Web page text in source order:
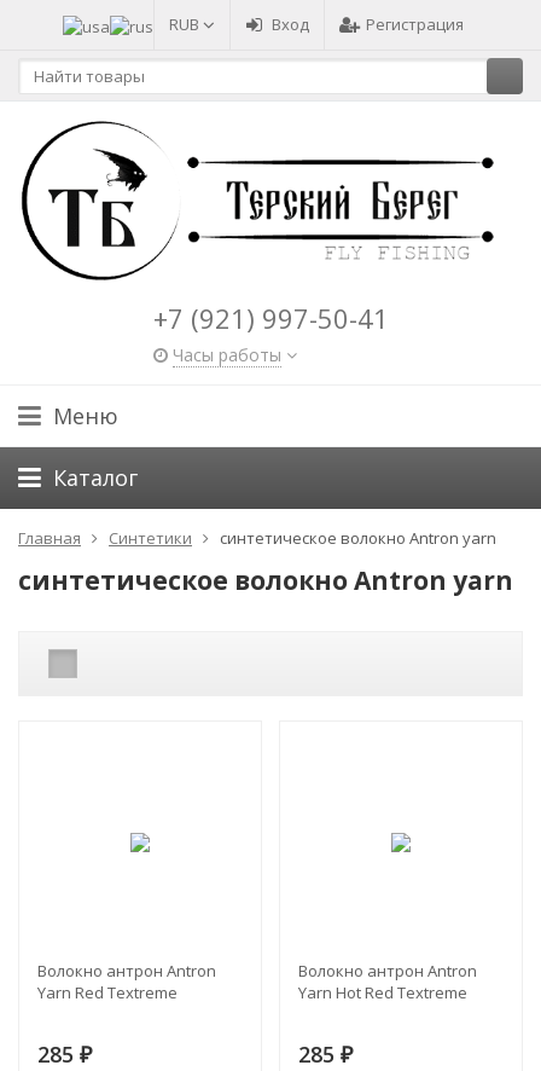
RUB Вход Регистрация
+7 (921) 997-50-41
Часы работы
Меню
Каталог
Главная Синтетики синтетическое волокно Antron yarn
синтетическое волокно Antron yarn
Волокно антрон Antron
Yarn Red Textreme
285 ₽
Волокно антрон Antron
Yarn Hot Red Textreme
285 ₽